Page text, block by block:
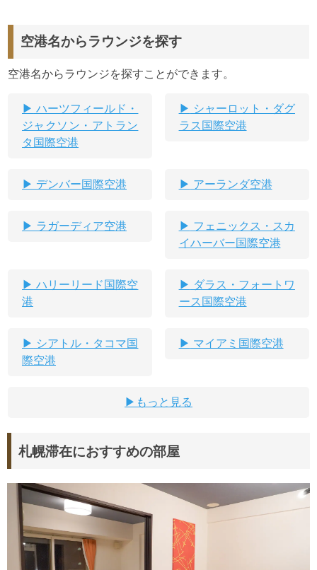
空港名からラウンジを探す
空港名からラウンジを探すことができます。
ハーツフィールド・
ジャクソン・アトラン
タ国際空港
シャーロット・ダグ
ラス国際空港
デンバー国際空港 アーランダ空港
ラガーディア空港
フェニックス・スカ
イハーバー国際空港
ハリーリード国際空
港
ダラス・フォートワ
ース国際空港
シアトル・タコマ国
際空港
マイアミ国際空港
もっと見る
札幌滞在におすすめの部屋